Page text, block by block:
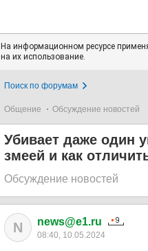
На информационном ресурсе
на их использование.
Поиск по форумам
Общение Обсуждение новостей
Убивает даже один
змеей и как
Обсуждение новостей
N news@e1.ru
08:40, 10.05.2024